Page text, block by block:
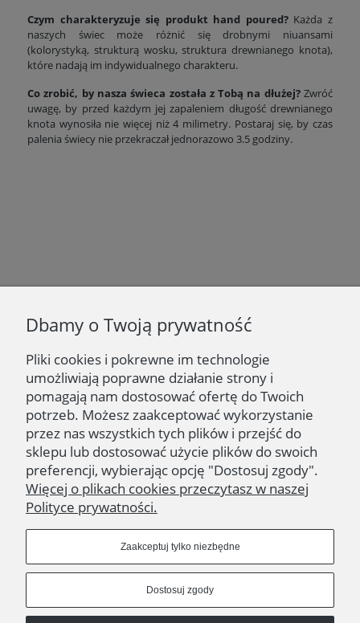
Czym charakteryzuje się produkt hand poured?Każda z
naszych świec może różnić się drobnymi niuansami
(kolorystyką, strukturą wosku, struktura drewnianego knota),
które nadają im indywidualnego charakteru.
Co zrobić, by nasza świeca została z Tobą na dłużej? Zwróć
uwagę, by przed każdym jej zapaleniem długość drewnianego
knota wynosiła nie więcej niż 4 milimetry. Postaraj się, by czas
palenia świecy nie przekraczał jednorazowo 3.5 godziny.
Newsletter
Podaj swój adres e-mail, jeżeli chcesz otrzymywać
informacje o nowościach i promocjach.
Zapisz się
NAWIGACJA | NAVIGATION
OBSŁUGA KLIENTA | CUSTOMER SERVICE
ZNAJDŹ NAS | FIND US
Dbamy o Twoją prywatność
Pliki cookies i pokrewne im technologie
umożliwiają poprawne działanie strony i
pomagają nam dostosować ofertę do Twoich
potrzeb. Możesz zaakceptować wykorzystanie
przez nas wszystkich tych plików i przejść do
sklepu lub dostosować użycie plików do swoich
preferencji, wybierając opcję "Dostosuj zgody".
Więcej o plikach cookies przeczytasz w naszej
Polityce prywatności.
Zaakceptuj tylko niezbędne
Dostosuj zgody